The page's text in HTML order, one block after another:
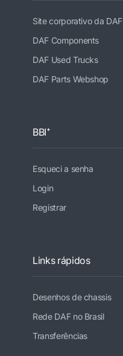
Site corporativo da DAF
DAF Components
DAF Used Trucks
DAF Parts Webshop
BBI⁺
Esqueci a senha
Login
Registrar
Links rápidos
Desenhos de chassis
Rede DAF no Brasil
Transferências